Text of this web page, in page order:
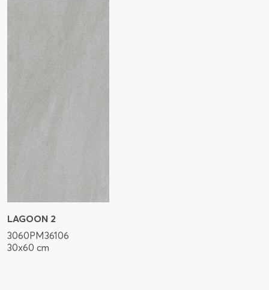
LAGOON 2
3060PM36106
30x60 cm